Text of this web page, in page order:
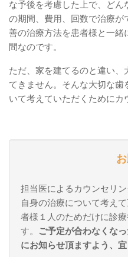
な予後を考慮した上で、どん
の期間、費用、回数で治療が
善の治療方法を患者様と一緒
間なのです。
ただ、家を建てるのと違い、
てきません。そんな大切な歯
いて考えていただくためにカ
担当医によるカウンセリ
自身の治療について考え
者様１人のためだけに診
す。 ご予定が合わなくな
にお知らせ頂ますよう、